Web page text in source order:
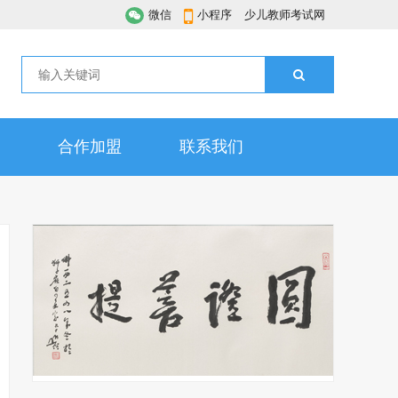
微信 小程序 少儿教师考试网
合作加盟 联系我们